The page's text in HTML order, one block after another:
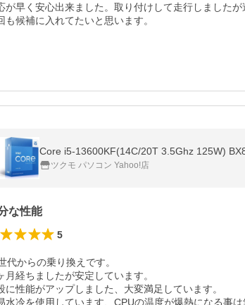
が早く安心出来ました。取り付けして走行しましたが
も候補に入れてたいと思います。
Core i5-13600KF(14C/20T 3.5Ghz 125W)
ツクモ パソコン Yahoo!店
な性能
5
代からの乗り換えです。
月経ちましたが安定しています。
に性能がアップしました、大変満足しています。
水冷を使用しています、CPUの温度が爆熱になる事は